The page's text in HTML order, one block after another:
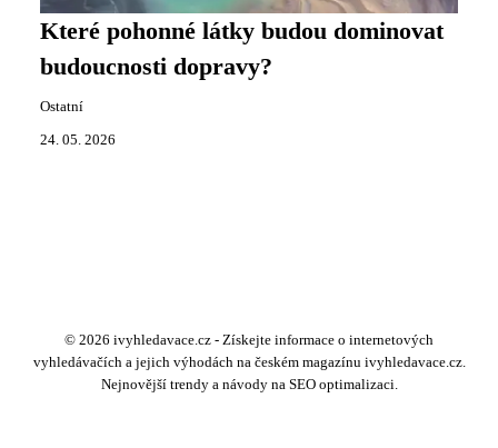
Které pohonné látky budou dominovat
budoucnosti dopravy?
Ostatní
24. 05. 2026
© 2026 ivyhledavace.cz - Získejte informace o internetových
vyhledávačích a jejich výhodách na českém magazínu ivyhledavace.cz.
Nejnovější trendy a návody na SEO optimalizaci.